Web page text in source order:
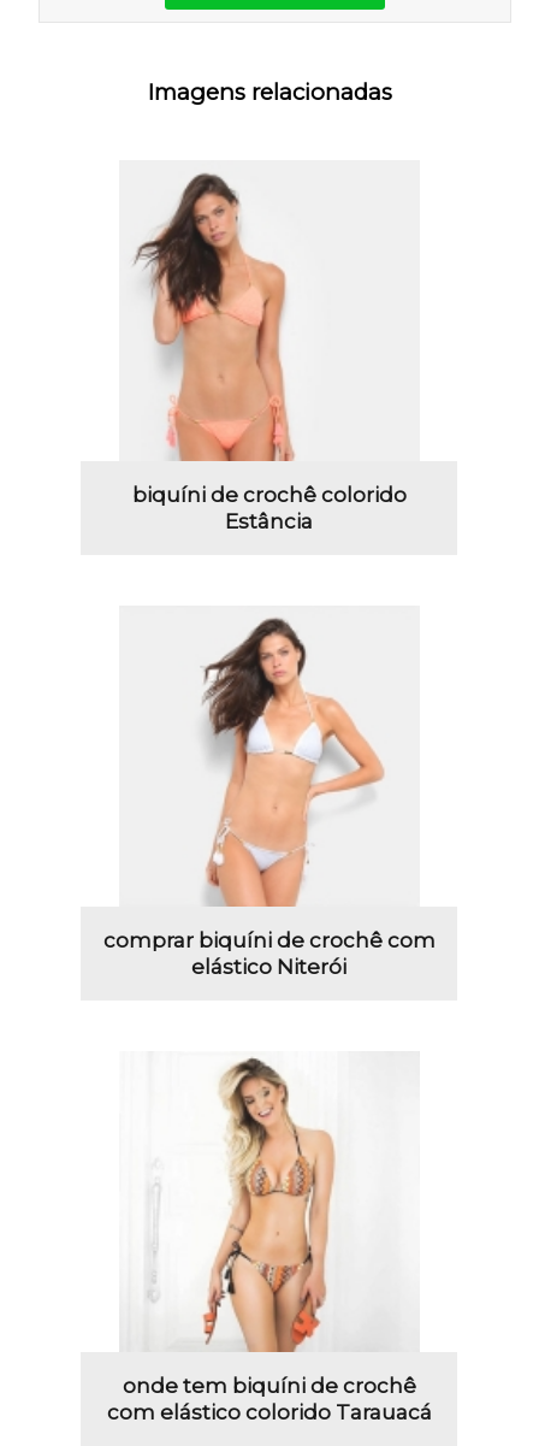
Imagens relacionadas
biquíni de crochê colorido
Estância
comprar biquíni de crochê com
elástico Niterói
onde tem biquíni de crochê
com elástico colorido Tarauacá